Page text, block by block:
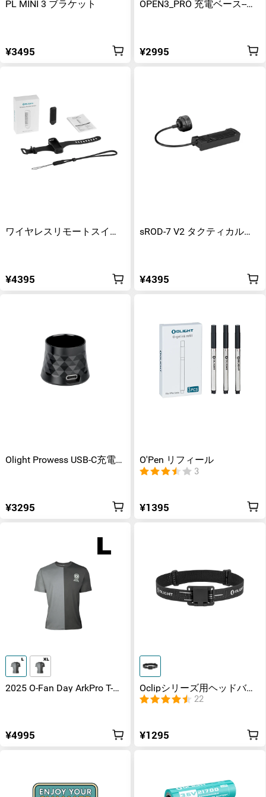
PL MINI 3 ブラケット
¥3495
OPEN3_PRO 充電ベース--ブ
¥2995
ワイヤレスリモートスイッ
¥4395
sROD-7 V2 タクティカルラ
¥4395
Olight Prowess USB-C充電ド
¥3295
O'Pen リフィール
3
¥1395
2025 O-Fan Day ArkPro T-
¥4995
Oclipシリーズ用ヘッドバン
ド Oclip Oclip Pro Oclip Ultra
22
¥1295